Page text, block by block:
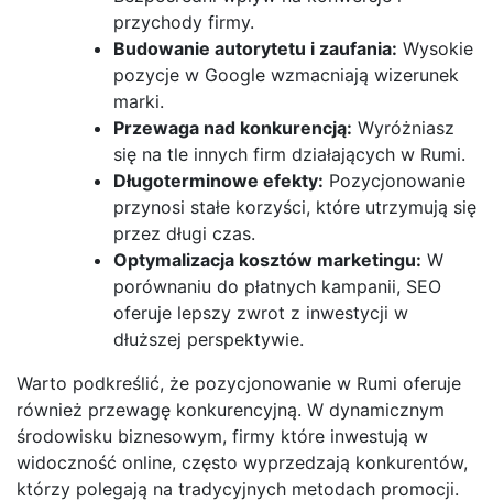
przychody firmy.
Budowanie autorytetu i zaufania: Wysokie
pozycje w Google wzmacniają wizerunek
marki.
Przewaga nad konkurencją: Wyróżniasz
się na tle innych firm działających w Rumi.
Długoterminowe efekty: Pozycjonowanie
przynosi stałe korzyści, które utrzymują się
przez długi czas.
Optymalizacja kosztów marketingu: W
porównaniu do płatnych kampanii, SEO
oferuje lepszy zwrot z inwestycji w
dłuższej perspektywie.
Warto podkreślić, że pozycjonowanie w Rumi oferuje
również przewagę konkurencyjną. W dynamicznym
środowisku biznesowym, firmy które inwestują w
widoczność online, często wyprzedzają konkurentów,
którzy polegają na tradycyjnych metodach promocji.